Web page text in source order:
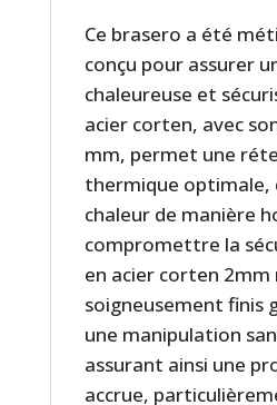
Ce brasero a été
conçu pour assurer
chaleureuse et
acier corten, avec
mm, permet une
thermique optimale,
chaleur de manière
compromettre la
en acier corten
soigneusement finis
une manipulation
assurant ainsi une
accrue,